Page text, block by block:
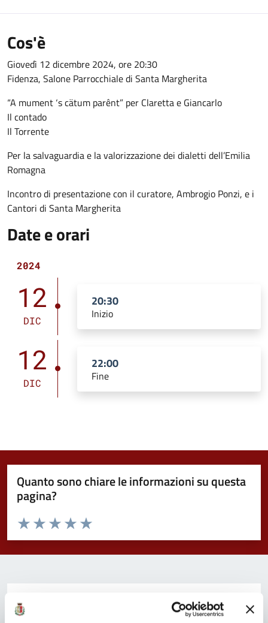
Cos'è
Giovedì 12 dicembre 2024, ore 20:30
Fidenza, Salone Parrocchiale di Santa Margherita
“A mument ‘s cätum parênt” per Claretta e Giancarlo
Il contado
Il Torrente
Per la salvaguardia e la valorizzazione dei dialetti dell’Emilia
Romagna
Incontro di presentazione con il curatore, Ambrogio Ponzi, e i
Cantori di Santa Margherita
Date e orari
2024
12
DIC
20:30
Inizio
12
DIC
22:00
Fine
Quanto sono chiare le informazioni su questa
pagina?
Valuta da 1 a 5 stelle la pagina
Valuta 5 stelle su 5
Valuta 4 stelle su 5
Valuta 3 stelle su 5
Valuta 2 stelle su 5
Valuta 1 stelle su 5
Contatta il Comune